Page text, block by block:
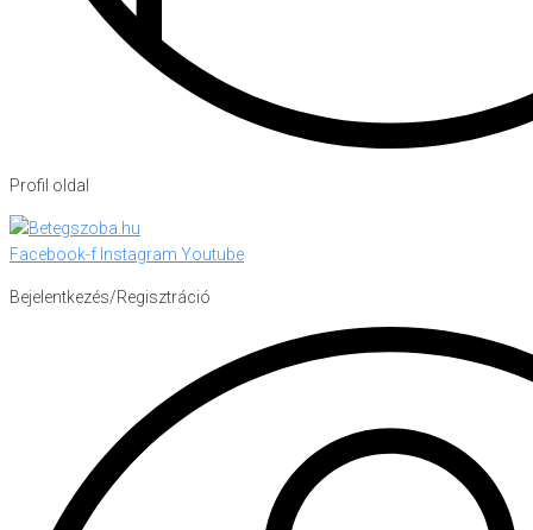
Profil oldal
Facebook-f Instagram Youtube
Bejelentkezés/Regisztráció